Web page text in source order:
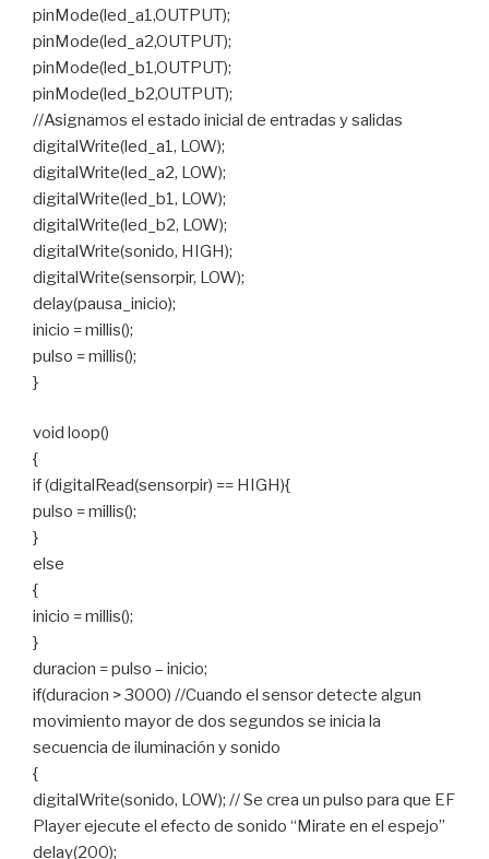
pinMode(led_a1,OUTPUT);
pinMode(led_a2,OUTPUT);
pinMode(led_b1,OUTPUT);
pinMode(led_b2,OUTPUT);
//Asignamos el estado inicial de entradas y salidas
digitalWrite(led_a1, LOW);
digitalWrite(led_a2, LOW);
digitalWrite(led_b1, LOW);
digitalWrite(led_b2, LOW);
digitalWrite(sonido, HIGH);
digitalWrite(sensorpir, LOW);
delay(pausa_inicio);
inicio = millis();
pulso = millis();
}
void loop()
{
if (digitalRead(sensorpir) == HIGH){
pulso = millis();
}
else
{
inicio = millis();
}
duracion = pulso – inicio;
if(duracion > 3000) //Cuando el sensor detecte algun
movimiento mayor de dos segundos se inicia la
secuencia de iluminación y sonido
{
digitalWrite(sonido, LOW); // Se crea un pulso para que EF
Player ejecute el efecto de sonido “Mirate en el espejo”
delay(200);